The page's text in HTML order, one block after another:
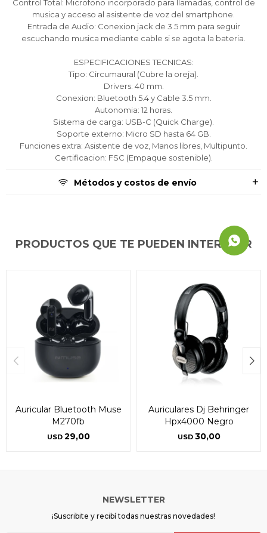
Control Total: Microfono incorporado para llamadas, control de
musica y acceso al asistente de voz del smartphone.
Entrada de Audio: Conexion jack de 3.5 mm para seguir
escuchando musica mediante cable si se agota la bateria.
ESPECIFICACIONES TECNICAS:
Tipo: Circumaural (Cubre la oreja).
Drivers: 40 mm.
Conexion: Bluetooth 5.4 y Cable 3.5 mm.
Autonomia: 12 horas.
Sistema de carga: USB-C (Quick Charge).
Soporte externo: Micro SD hasta 64 GB.
Funciones extra: Asistente de voz, Manos libres, Multipunto.
Certificacion: FSC (Empaque sostenible).
Métodos y costos de envío
PRODUCTOS QUE TE PUEDEN INTERESAR
Auricular Bluetooth Muse
M270fb
USD 29,00
Auriculares Dj Behringer
Hpx4000 Negro
USD 30,00
NEWSLETTER
¡Suscribite y recibí todas nuestras novedades!